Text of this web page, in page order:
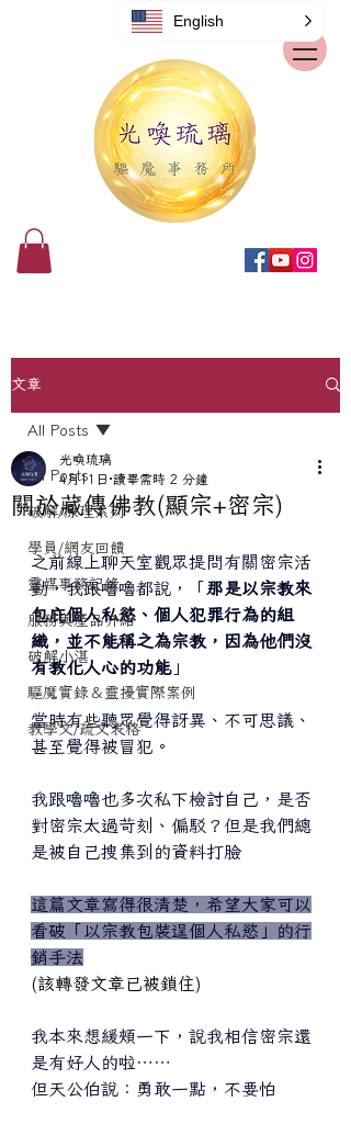
文章
All Posts
破解/原理系列
學員/網友回饋
靈媒事務記錄
服務與產品介紹
破解小湛
驅魔實錄＆靈擾實際案例
教學文/疏文表格
All Posts
關於藏傳佛教(顯宗+密宗)
光喚琉璃
4月11日 讀畢需時 2 分鐘
之前線上聊天室觀眾提問有關密宗活
動，我跟嚕嚕都說，「 那是以宗教來
包庇個人私慾、個人犯罪行為的組
織，並不能稱之為宗教，因為他們沒
有教化人心的功能」
當時有些聽眾覺得訝異、不可思議、
甚至覺得被冒犯。
我跟嚕嚕也多次私下檢討自己，是否
對密宗太過苛刻、偏駁？但是我們總
是被自己搜集到的資料打臉
這篇文章寫得很清楚，希望大家可以
看破「以宗教包裝逞個人私慾」的行
銷手法
(該轉發文章已被鎖住)
我本來想緩頰一下，說我相信密宗還
是有好人的啦⋯⋯
但天公伯說：勇敢一點，不要怕
English